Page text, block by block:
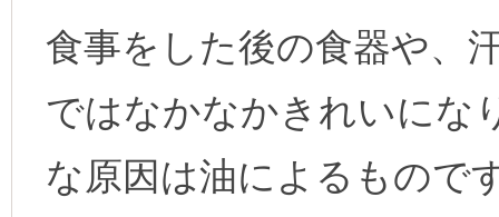
食事をした後の食器や、
ではなかなかきれいにな
な原因は油によるもので